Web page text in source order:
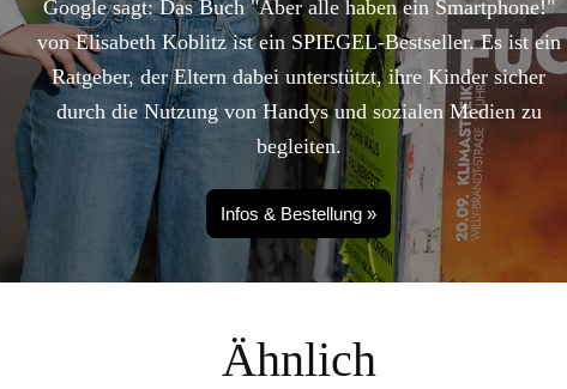
Google sagt: Das Buch "Aber alle haben ein Smartphone!"
von Elisabeth Koblitz ist ein SPIEGEL-Bestseller. Es ist ein
Ratgeber, der Eltern dabei unterstützt, ihre Kinder sicher
durch die Nutzung von Handys und sozialen Medien zu
begleiten.
Infos & Bestellung »
Ähnlich